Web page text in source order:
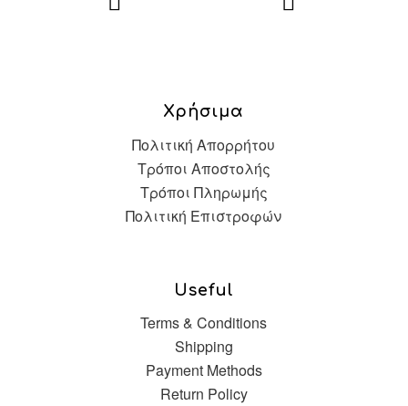
Χρήσιμα
Πολιτική Απορρήτου
Τρόποι Αποστολής
Τρόποι Πληρωμής
Πολιτική Επιστροφών
Useful
Terms & Conditions
Shipping
Payment Methods
Return Policy